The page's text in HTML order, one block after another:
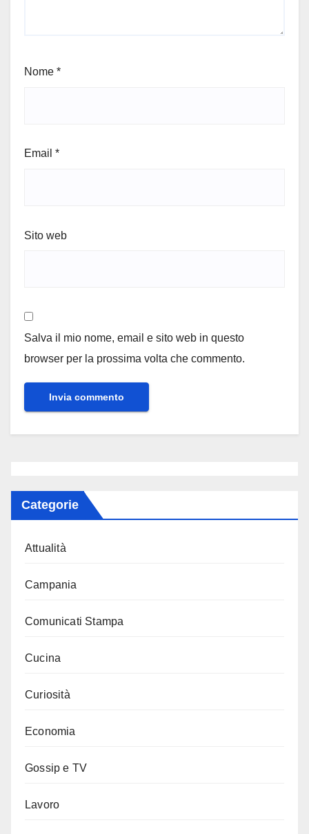
Nome *
Email *
Sito web
Salva il mio nome, email e sito web in questo
browser per la prossima volta che commento.
Categorie
Attualità
Campania
Comunicati Stampa
Cucina
Curiosità
Economia
Gossip e TV
Lavoro